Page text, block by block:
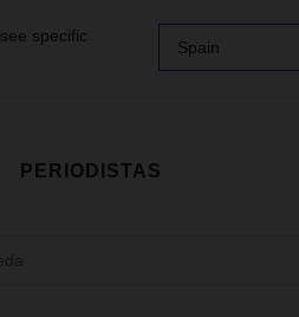
specific
Spain
PERIODISTAS